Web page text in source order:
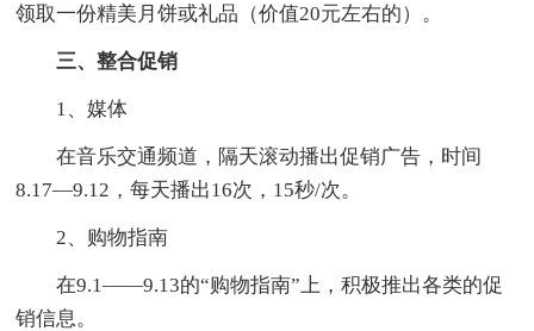
领取一份精美月饼或礼品（价值20元左右的）。
三、整合促销
1、媒体
在音乐交通频道，隔天滚动播出促销广告，时间
8.17—9.12，每天播出16次，15秒/次。
2、购物指南
在9.1——9.13的“购物指南”上，积极推出各类的促
销信息。